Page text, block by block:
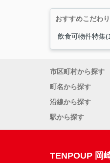
おすすめこだわ
飲食可物件特集
市区町村から探す
町名から探す
沿線から探す
駅から探す
TENPOUP 岡